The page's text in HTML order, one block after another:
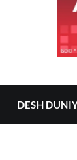
DESH